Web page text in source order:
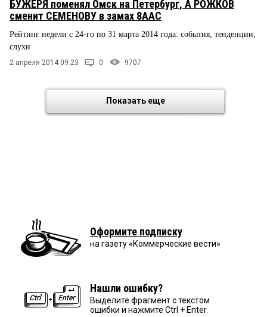
БУЖЕРЯ поменял Омск на Петербург, А РОЖКОВ
сменит СЕМЕНОВУ в замах 8ААС
Рейтинг недели с 24-го по 31 марта 2014 года: события, тенденции,
слухи
2 апреля 2014 09:23 0 9707
Показать еще
Оформите подписку
на газету «Коммерческие вести»
Нашли ошибку?
Выделите фрагмент с текстом
ошибки и нажмите Ctrl + Enter.